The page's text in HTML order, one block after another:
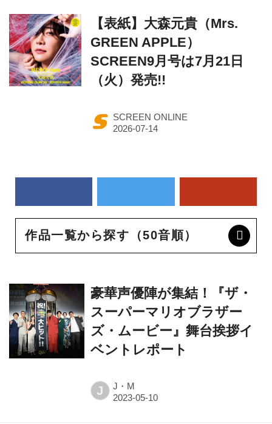
【表紙】大森元貴（Mrs.
GREEN APPLE）
SCREEN9月号は7月21日
（火）発売!!
SCREEN ONLINE
作品一覧から探す（50音順）
豪華声優陣が集結！『ザ・
スーパーマリオブラザー
ズ・ムービー』舞台挨拶イ
ベントレポート
J J・M